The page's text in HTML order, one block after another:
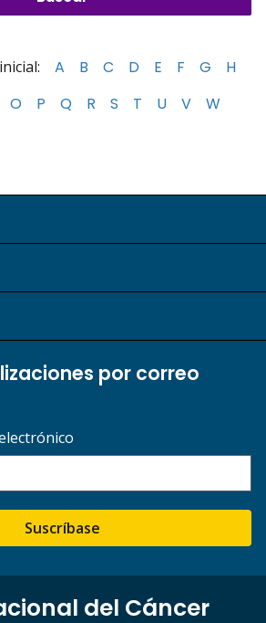
A B C D E F G
H
O P Q R S T U V
W
por correo
Suscríbase
del Cáncer